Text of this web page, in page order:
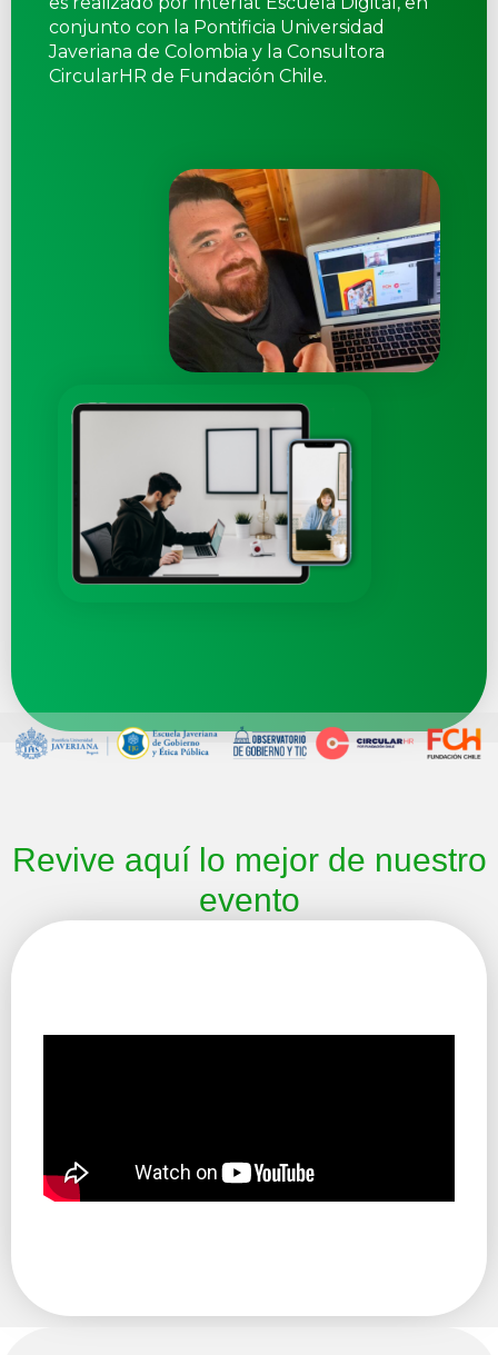
conjunto con la Pontificia Universidad
Javeriana de Colombia y la Consultora
CircularHR de Fundación Chile.
Revive aquí lo mejor de nuestro
evento